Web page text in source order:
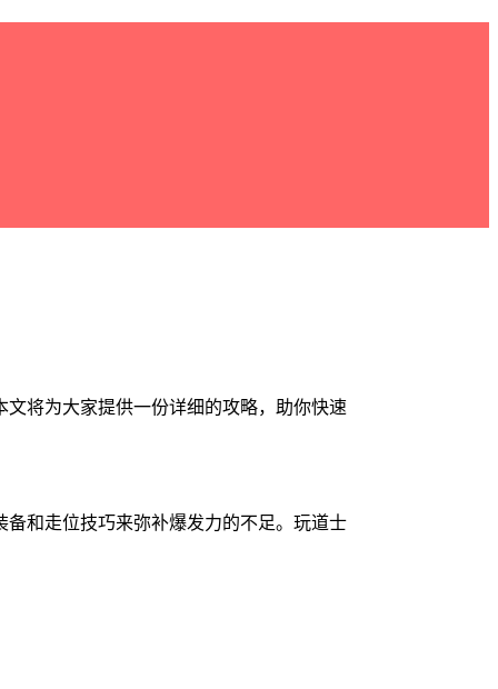
将为大家提供一份详细的攻略，助你快速
和走位技巧来弥补爆发力的不足。玩道士